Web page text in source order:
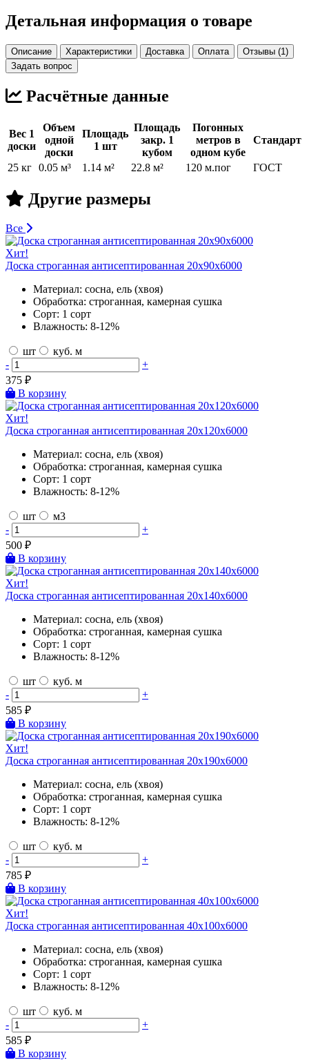
Детальная информация о товаре
Описание Характеристики Доставка Оплата
Отзывы (1)
Задать вопрос
Расчётные данные
Вес 1
доски
Объем
одной
доски
Площадь
1 шт
Площадь
закр. 1
кубом
Погонных
метров в
одном кубе
Стандарт
25 кг 0.05 м³ 1.14 м² 22.8 м² 120 м.пог ГОСТ
Другие размеры
Все
Хит!
Доска строганная антисептированная 20х90х6000
Материал: сосна, ель (хвоя)
Обработка: строганная, камерная сушка
Сорт: 1 сорт
Влажность: 8-12%
шт
куб. м
-
+
375 ₽
В корзину
Хит!
Доска строганная антисептированная 20х120х6000
Материал: сосна, ель (хвоя)
Обработка: строганная, камерная сушка
Сорт: 1 сорт
Влажность: 8-12%
шт
м3
-
+
500 ₽
В корзину
Хит!
Доска строганная антисептированная 20х140х6000
Материал: сосна, ель (хвоя)
Обработка: строганная, камерная сушка
Сорт: 1 сорт
Влажность: 8-12%
шт
куб. м
-
+
585 ₽
В корзину
Хит!
Доска строганная антисептированная 20х190х6000
Материал: сосна, ель (хвоя)
Обработка: строганная, камерная сушка
Сорт: 1 сорт
Влажность: 8-12%
шт
куб. м
-
+
785 ₽
В корзину
Хит!
Доска строганная антисептированная 40х100х6000
Материал: сосна, ель (хвоя)
Обработка: строганная, камерная сушка
Сорт: 1 сорт
Влажность: 8-12%
шт
куб. м
-
+
585 ₽
В корзину